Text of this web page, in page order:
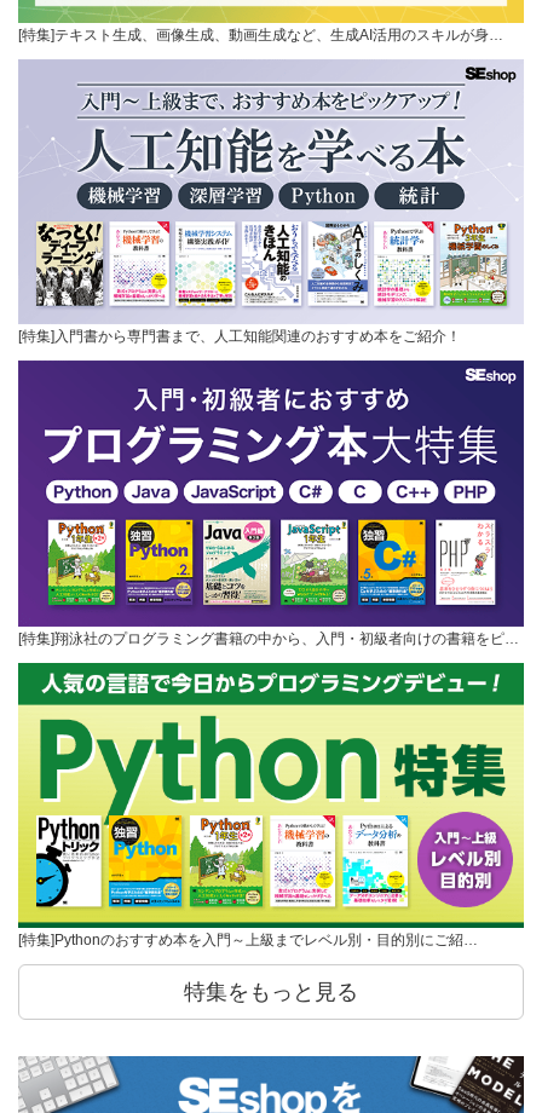
[特集]テキスト生成、画像生成、動画生成など、生成AI活用のスキルが身…
[特集]入門書から専門書まで、人工知能関連のおすすめ本をご紹介！
[特集]翔泳社のプログラミング書籍の中から、入門・初級者向けの書籍をピ…
[特集]Pythonのおすすめ本を入門～上級までレベル別・目的別にご紹…
特集をもっと見る